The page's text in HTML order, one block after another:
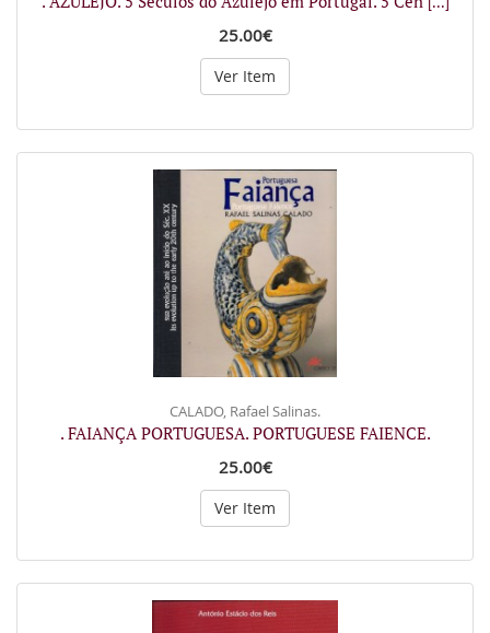
25.00€
Ver Item
CALADO, Rafael Salinas.
. FAIANÇA PORTUGUESA. PORTUGUESE FAIENCE.
25.00€
Ver Item